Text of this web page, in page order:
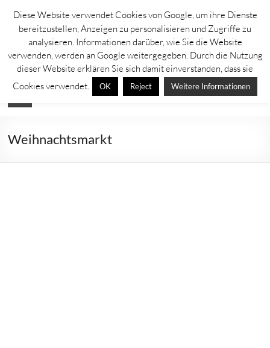
Zum
Inhalt
springen
Lahntastisch
Sehenswürdigkeiten, Ausflugsziele und Aktuelles rechts und links der
Lahn
Menü
Weihnachtsmarkt
Diese Website verwendet Cookies von Google, um ihre Dienste
bereitzustellen, Anzeigen zu personalisieren und Zugriffe zu
analysieren. Informationen darüber, wie Sie die Website
verwenden, werden an Google weitergegeben. Durch die Nutzung
dieser Website erklären Sie sich damit einverstanden, dass sie
Cookies verwendet.
OK Reject Weitere Informationen